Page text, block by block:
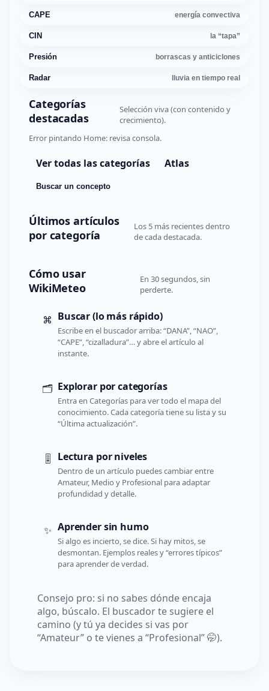
CAPE energía convectiva
CIN la “tapa”
Presión borrascas y anticiclones
Radar lluvia en tiempo real
Categorías
destacadas
Selección viva (con contenido y
crecimiento).
Error pintando Home: revisa consola.
Ver todas las categorías Atlas
Buscar un concepto
Últimos artículos
por categoría
Los 5 más recientes dentro
de cada destacada.
Cómo usar
WikiMeteo
En 30 segundos, sin
perderte.
⌘ Buscar (lo más rápido)
Escribe en el buscador arriba: “DANA”, “NAO”,
“CAPE”, “cizalladura”… y abre el artículo al
instante.
🗂️ Explorar por categorías
Entra en Categorías para ver todo el mapa del
conocimiento. Cada categoría tiene su lista y su
“Última actualización”.
🎚️ Lectura por niveles
Dentro de un artículo puedes cambiar entre
Amateur, Medio y Profesional para adaptar
profundidad y detalle.
✨ Aprender sin humo
Si algo es incierto, se dice. Si hay mitos, se
desmontan. Ejemplos reales y “errores típicos”
para aprender de verdad.
Consejo pro: si no sabes dónde encaja
algo, búscalo. El buscador te sugiere el
camino (y tú ya decides si vas por
“Amateur” o te vienes a “Profesional” 🤭).